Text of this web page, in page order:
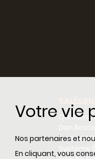
Votre vie
Nos partenaires et
En cliquant, vous
Qui
Sainteté
Système